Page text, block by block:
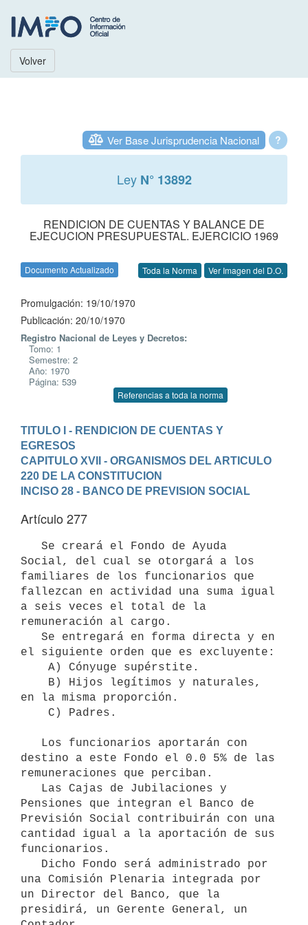
Volver
?
Ver Base Jurisprudencia Nacional
Ley N° 13892
RENDICION DE CUENTAS Y BALANCE DE
EJECUCION PRESUPUESTAL. EJERCICIO 1969
Documento Actualizado Toda la Norma Ver Imagen del D.O.
Promulgación: 19/10/1970
Publicación: 20/10/1970
Registro Nacional de Leyes y Decretos:
Tomo: 1
Semestre: 2
Año: 1970
Página: 539
Referencias a toda la norma
TITULO I - RENDICION DE CUENTAS Y
EGRESOS
CAPITULO XVII - ORGANISMOS DEL ARTICULO
220 DE LA CONSTITUCION
INCISO 28 - BANCO DE PREVISION SOCIAL
Artículo 277
Social, del cual se otorgará a los
familiares de los funcionarios que
fallezcan en actividad una suma igual
a seis veces el total de la
remuneración al cargo.
el siguiente orden que es excluyente:
en la misma proporción.
destino a este Fondo el 0.0 5% de las
remuneraciones que perciban.
Pensiones que integran el Banco de
Previsión Social contribuirán con una
cantidad igual a la aportación de sus
funcionarios.
una Comisión Plenaria integrada por
un Director del Banco, que la
presidirá, un Gerente General, un